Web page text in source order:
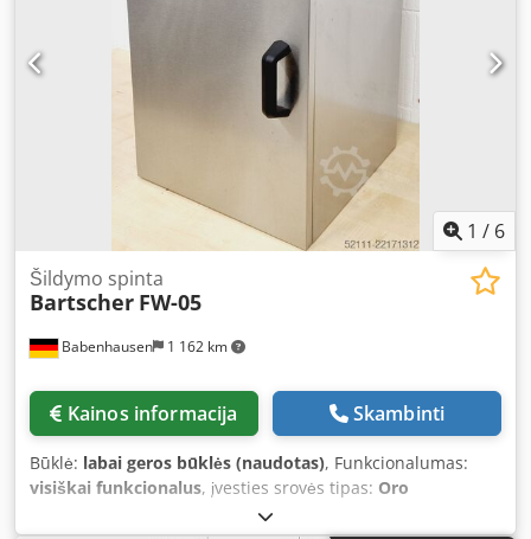
1 / 6
Babenhausen 1 162 km
Šildymo spinta
Bartscher FW-05
Kainos informacija Skambinti
Būklė: labai geros būklės (naudotas), Funkcionalumas:
visiškai funkcionalus, įvesties srovės tipas: Oro
, įėjimo įtampa: